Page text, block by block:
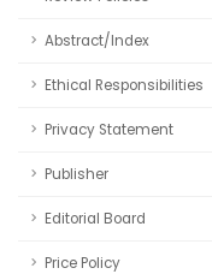
Abstract/Index
Ethical Responsibilities
Privacy Statement
Publisher
Editorial Board
Price Policy